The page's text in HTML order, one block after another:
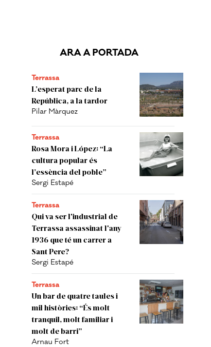
ARA A PORTADA
Terrassa
L’esperat parc de la
República, a la tardor
Pilar Màrquez
Terrassa
Rosa Mora i López: “La
cultura popular és
l’essència del poble”
Sergi Estapé
Terrassa
Qui va ser l'industrial de
Terrassa assassinat l'any
1936 que té un carrer a
Sant Pere?
Sergi Estapé
Terrassa
Un bar de quatre taules i
mil històries: “És molt
tranquil, molt familiar i
molt de barri”
Arnau Fort